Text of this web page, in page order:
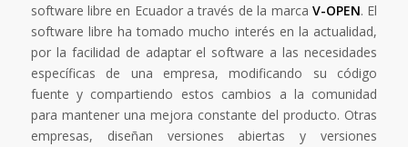
software libre en Ecuador a través de la marcaV-OPEN. El
software libre ha tomado mucho interés en la actualidad,
por la facilidad de adaptar el software a las necesidades
específicas de una empresa, modificando su código
fuente y compartiendo estos cambios a la comunidad
para mantener una mejora constante del producto. Otras
empresas, diseñan versiones abiertas y versiones